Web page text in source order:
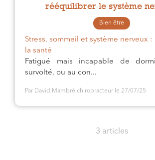
rééquilibrer le système
Bien être
Stress, sommeil et système nerveux
la santé
Fatigué mais incapable de
survolté, ou au con...
Par David Mambré chiropracteur le 27/07/25
3 articles